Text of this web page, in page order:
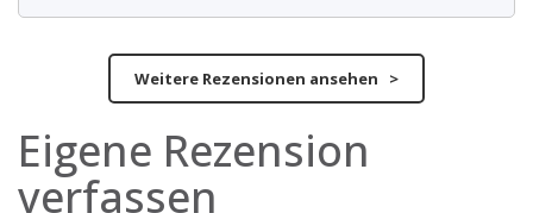
Weitere Rezensionen ansehen >
Eigene Rezension
verfassen